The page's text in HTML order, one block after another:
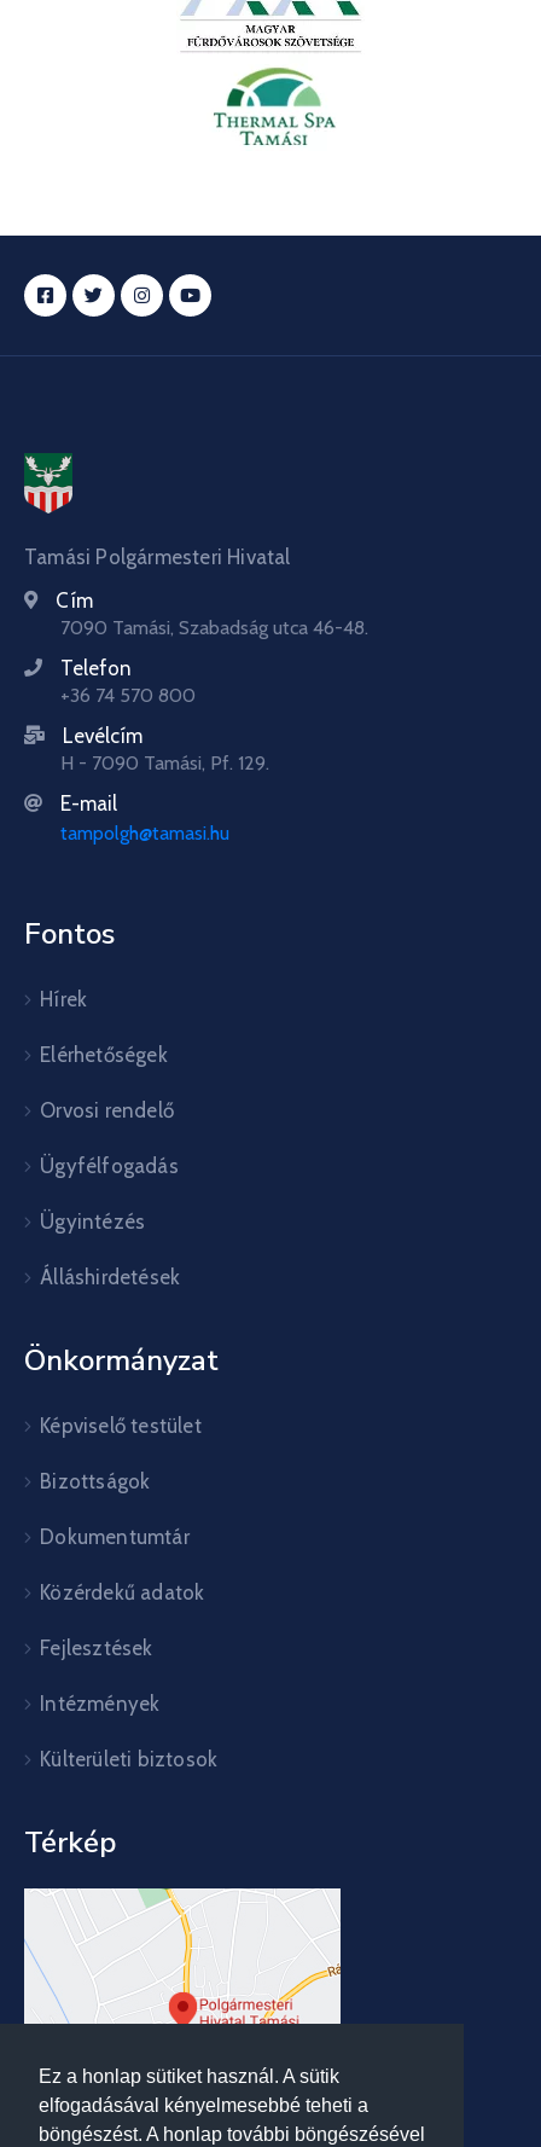
Ez a honlap sütiket használ. A sütik
elfogadásával kényelmesebbé teheti a
böngészést. A honlap további böngészésével
Tamási Polgármesteri Hivatal
Cím
7090 Tamási, Szabadság utca 46-48.
Telefon
+36 74 570 800
Levélcím
H - 7090 Tamási, Pf. 129.
E-mail
tampolgh@tamasi.hu
Fontos
Hírek
Elérhetőségek
Orvosi rendelő
Ügyfélfogadás
Ügyintézés
Álláshirdetések
Önkormányzat
Képviselő testület
Bizottságok
Dokumentumtár
Közérdekű adatok
Fejlesztések
Intézmények
Külterületi biztosok
Térkép